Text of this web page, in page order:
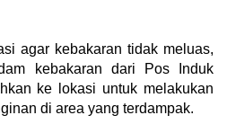
agar kebakaran tidak meluas,
kebakaran dari Pos Induk
ke lokasi untuk melakukan
di area yang terdampak.